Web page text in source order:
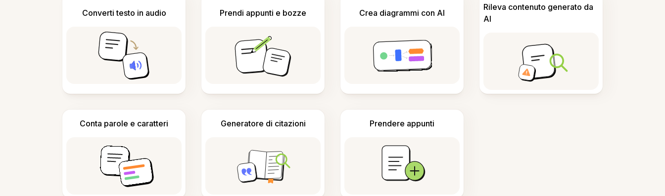
Converti testo in audio Prendi appunti e bozze Crea diagrammi con AI
Rileva contenuto generato da
AI
Conta parole e caratteri Generatore di citazioni Prendere appunti